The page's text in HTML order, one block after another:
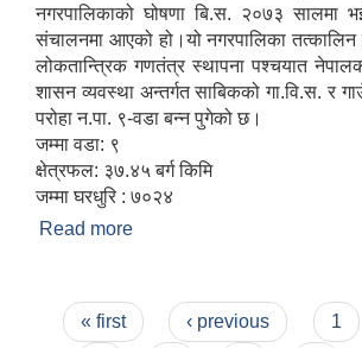
नगरपालिकाको घोषणा बि.स. २०७३ सालमा
संचालनमा आएको हो।यो नगरपालिका
लोकतान्त्रिक गणतंत्र स्थापना पश्चयात
शासन व्यवस्था अन्तर्गत साबिकको गा.वि.स. र
परोहा न.पा. ९-वडा बन्न पुगेको छ।
जम्मा वडा: ९
क्षेत्रफल: ३७.४५ बर्ग किमि
जम्मा घरधुरि : ७०२४
Read more
Pages
« first ‹ previous 1